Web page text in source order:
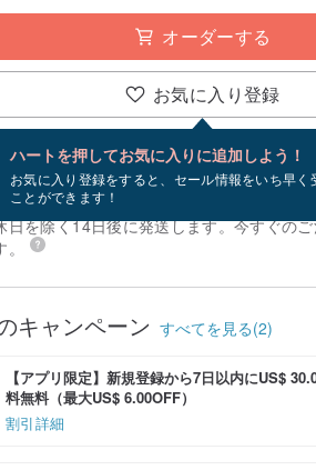
オーダーする
お気に入り登録
ハートを押してお気に入りに追加しよう！
お気に入り登録をすると、セール情報をいち早く
ことができます！
了後、無料でWebメッセージカードを作
ドとは？
「受注制作」です。お支払いが確認でき
日を除く14日後に発送します。今すぐの
キャンペーン すべてを見る(2)
【アプリ限定】新規登録から7日以内にUS$
料無料（最大US$ 6.00OFF）
割引詳細